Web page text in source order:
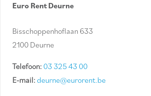
Euro Rent Deurne
Bisschoppenhoflaan 633
2100 Deurne
Telefoon: 03 325 43 00
E-mail: deurne@eurorent.be